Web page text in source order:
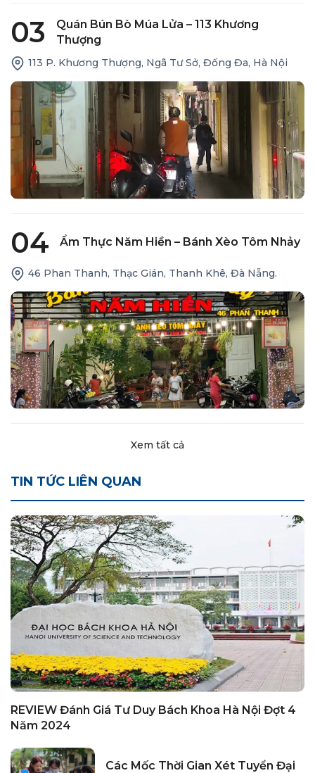
03
Quán Bún Bò Múa Lửa – 113 Khương
Thượng
113 P. Khương Thượng, Ngã Tư Sở, Đống Đa, Hà Nội
04 Ẩm Thực Năm Hiền – Bánh Xèo Tôm Nhảy
46 Phan Thanh, Thạc Gián, Thanh Khê, Đà Nẵng.
Xem tất cả
TIN TỨC LIÊN QUAN
REVIEW Đánh Giá Tư Duy Bách Khoa Hà Nội Đợt 4
Năm 2024
Các Mốc Thời Gian Xét Tuyển Đại